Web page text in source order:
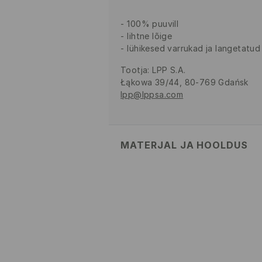
100% puuvill
lihtne lõige
lühikesed varrukad ja
Tootja: LPP S.A.
Łąkowa 39/44, 80-769 Gdańsk
lpp@lppsa.com
MATERJAL JA HOOLDUS